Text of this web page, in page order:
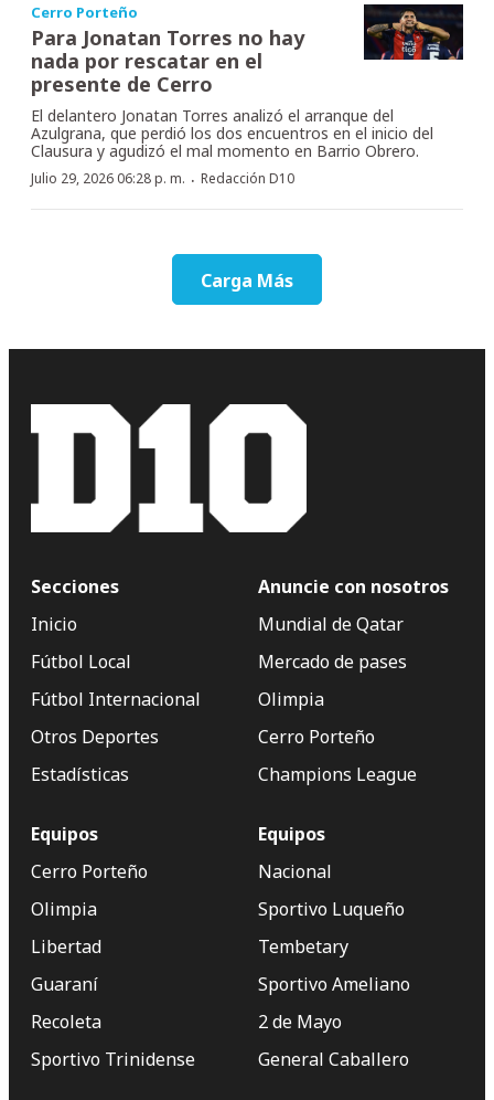
Cerro Porteño
Para Jonatan Torres no hay
nada por rescatar en el
presente de Cerro
El delantero Jonatan Torres analizó el arranque del
Azulgrana, que perdió los dos encuentros en el inicio del
Clausura y agudizó el mal momento en Barrio Obrero.
Julio 29, 2026 06:28 p. m. · Redacción D10
Carga Más
Secciones
Inicio
Fútbol Local
Fútbol Internacional
Otros Deportes
Estadísticas
Anuncie con nosotros
Mundial de Qatar
Mercado de pases
Olimpia
Cerro Porteño
Champions League
Equipos
Cerro Porteño
Olimpia
Libertad
Guaraní
Recoleta
Sportivo Trinidense
Equipos
Nacional
Sportivo Luqueño
Tembetary
Sportivo Ameliano
2 de Mayo
General Caballero